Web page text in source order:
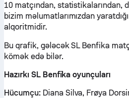
10 matçından, statistikalarından,
bizim məlumatlarımızdan
alqoritmidir.
Bu qrafik, gələcək SL Benfika
kömək edə bilər.
Hazırkı SL Benfika oyunçuları
Hücumçu:Diana Silva, Frøya